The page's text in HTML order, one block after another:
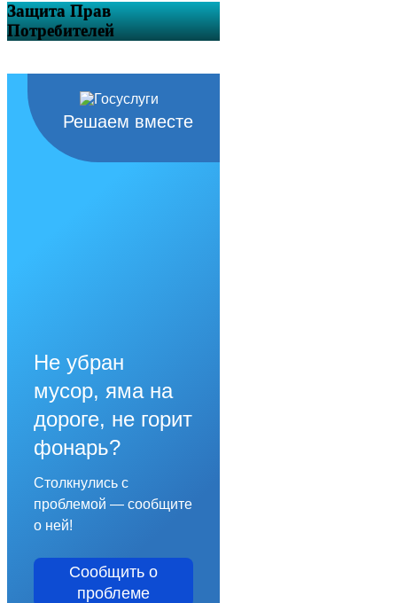
Защита Прав
Потребителей
Решаем вместе
Не убран
мусор, яма на
дороге, не горит
фонарь?
Столкнулись с
проблемой — сообщите
о ней!
Сообщить о
проблеме